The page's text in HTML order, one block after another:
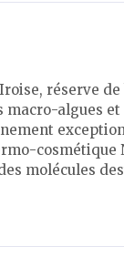
réserve
macro-algues
cosmétique
molécules